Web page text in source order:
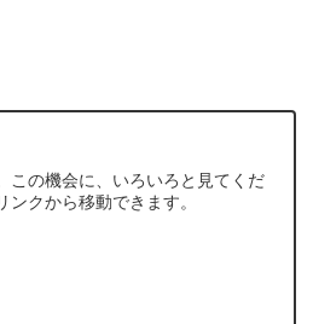
この機会に、いろいろと見てくだ
クから移動できます。